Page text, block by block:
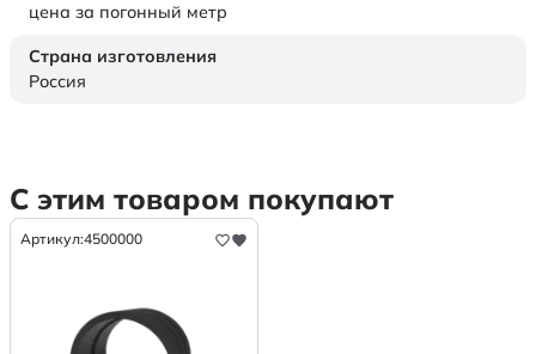
цена за погонный метр
Страна изготовления
Россия
С этим товаром покупают
Артикул:4500000